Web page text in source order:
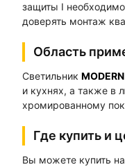
защиты I
доверять монтаж
Область
Светильник
и кухнях, а также в
хромированному
Где купить и
Вы можете купить